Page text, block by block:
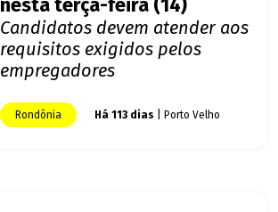
nesta terça-feira (14)
Candidatos devem atender aos
requisitos exigidos pelos
empregadores
Rondônia Há 113 dias | Porto Velho